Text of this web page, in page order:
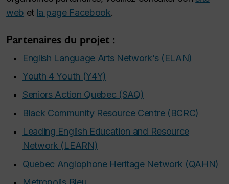
web et la page Facebook.
Partenaires du projet :
English Language Arts Network’s (ELAN)
Youth 4 Youth (Y4Y)
Seniors Action Quebec (SAQ)
Black Community Resource Centre (BCRC)
Leading English Education and Resource
Network (LEARN)
Quebec Anglophone Heritage Network (QAHN)